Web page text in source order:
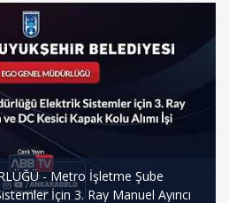
- Metro İşletme Şube
İçin 3. Ray Manuel Ayırıcı